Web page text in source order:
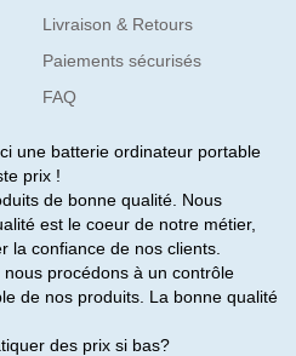
Livraison & Retours
Paiements sécurisés
FAQ
une batterie ordinateur portable
prix !
de bonne qualité. Nous
est le coeur de notre métier,
la confiance de nos clients.
procédons à un contrôle
de nos produits. La bonne qualité
des prix si bas?